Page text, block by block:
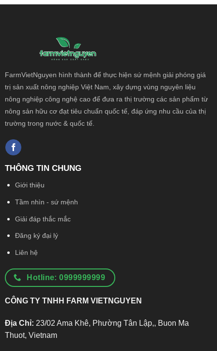
FarmVietNguyen hình thành để thực hiện sứ mệnh giải phóng giá
trị sản xuất nông nghiệp Việt Nam, xây dựng vùng nguyên liệu
nông nghiệp công nghệ cao để đưa ra thị trường các sản phẩm từ
nông sản hữu cơ đạt tiêu chuẩn quốc tế, đáp ứng nhu cầu của thị
trường trong nước & quốc tế.
THÔNG TIN CHUNG
Giới thiệu
Tầm nhìn - sứ mệnh
Giải đáp thắc mắc
Đăng ký đại lý
Liên hệ
Hotline: 0999999999
CÔNG TY TNHH FARM VIETNGUYEN
Địa Chỉ: 23/02 Ama Khê, Phường Tân Lập,, Buon Ma
Thuot, Vietnam